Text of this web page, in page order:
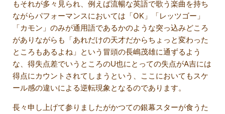
もそれが多々見られ、例えば流暢な英語で歌う楽曲を持ち
ながらパフォーマンスにおいては「OK」「レッツゴー」
「カモン」のみが通用語であるかのような突っ込みどころ
がありながらも「あれだけの天才だからちょっと変わった
ところもあるよね」という冒頭の長嶋茂雄に通ずるよう
な、得失点差でいうところのU也にとっての失点がA吉には
得点にカウントされてしまうという、ここにおいてもスケ
ール感の違いによる逆転現象となるのであります。
長々申し上げて参りましたがかつての銀幕スターが食うた